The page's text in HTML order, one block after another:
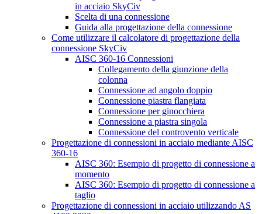
in acciaio SkyCiv
Scelta di una connessione
Guida alla progettazione della connessione
Come utilizzare il calcolatore di progettazione della
connessione SkyCiv
AISC 360-16 Connessioni
Collegamento della giunzione della
colonna
Connessione ad angolo doppio
Connessione piastra flangiata
Connessione per ginocchiera
Connessione a piastra singola
Connessione del controvento verticale
Progettazione di connessioni in acciaio mediante AISC
360-16
AISC 360: Esempio di progetto di connessione a
momento
AISC 360: Esempio di progetto di connessione a
taglio
Progettazione di connessioni in acciaio utilizzando AS